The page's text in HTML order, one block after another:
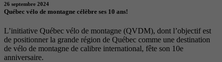
26 septembre 2024
Québec vélo de montagne célèbre ses 10 ans!
L’initiative Québec vélo de montagne (QVDM), dont l’objectif est
de positionner la grande région de Québec comme une destination
de vélo de montagne de calibre international, fête son 10e
anniversaire.